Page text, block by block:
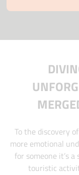
Pick-up and Drop-
To the discovery
more emotional
for someone it’s
touristic